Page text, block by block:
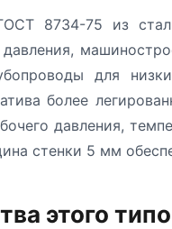
8734-75 из
для
более
давления,
стенки 5 мм
этого